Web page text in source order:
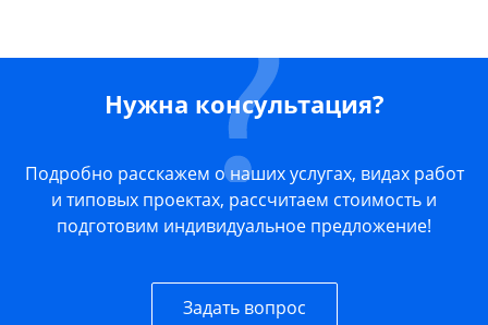
Нужна консультация?
Подробно расскажем о наших услугах, видах работ
и типовых проектах, рассчитаем стоимость и
подготовим индивидуальное предложение!
Задать вопрос